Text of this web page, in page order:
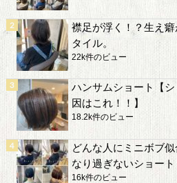
襟足が浮く！？生え
タイル。
22k件のビュー
ハンサムショート【
因はこれ！！】
18.2k件のビュー
どんな人にミニボブ
なり過ぎないショート
16k件のビュー